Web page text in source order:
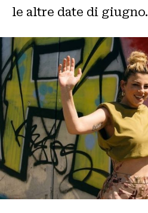
le altre date di giugno.